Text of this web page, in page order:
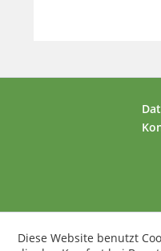
Diese Website benutzt